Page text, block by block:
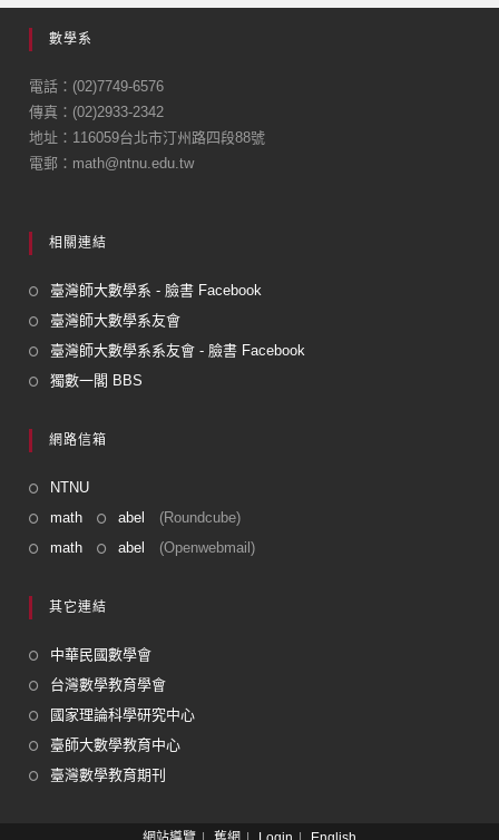
e
b
o
o
k
數學系
電話：(02)7749-6576
傳真：(02)2933-2342
地址：116059台北市汀州路四段88號
電郵：math@ntnu.edu.tw
相關連結
臺灣師大數學系 - 臉書 Facebook
臺灣師大數學系友會
臺灣師大數學系系友會 - 臉書 Facebook
獨數一閣 BBS
網路信箱
NTNU
math
abel
(Roundcube)
math
abel (Openwebmail)
其它連結
中華民國數學會
台灣數學教育學會
國家理論科學研究中心
臺師大數學教育中心
臺灣數學教育期刊